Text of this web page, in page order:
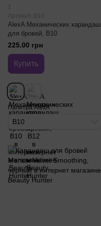
Артикул: B10
AlexA Механических карандаш
для бровей, B10
225.00 грн
Купить
Палитра AlexA
B10